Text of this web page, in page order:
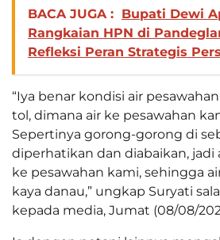
BACA JUGA : Bupati Dewi
Rangkaian HPN di
Refleksi Peran Strategis Pers
“Iya benar kondisi air
tol, dimana air ke pesawahan
Sepertinya gorong-gorong di
diperhatikan dan diabaikan, jadi
ke pesawahan kami, sehingga
kaya danau,” ungkap Suryati
kepada media, Jumat (08/08/